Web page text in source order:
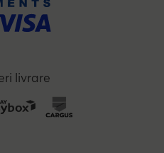
livrare